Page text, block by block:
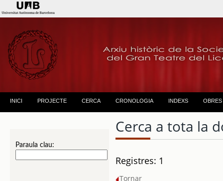
INICI PROJECTE CERCA CRONOLOGIA INDEXS OBRES
Paraula clau:
Cerca a tota la
Registres: 1
Tornar